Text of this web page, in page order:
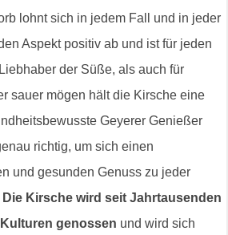
lohnt sich in jedem Fall und in jeder
Aspekt positiv ab und ist für jeden
der Süße, als auch für
sauer mögen hält die Kirsche eine
Geyerer Genießer
richtig, um sich einen
und gesunden Genuss zu jeder
Die Kirsche wird seit Jahrtausenden
genossen und wird sich